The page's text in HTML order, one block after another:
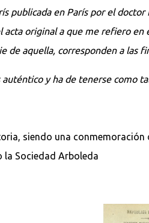
publicada en París por el
acta original a que me refiero
de aquella, corresponden a las
y ha de tenerse como
siendo una
la Sociedad Arboleda